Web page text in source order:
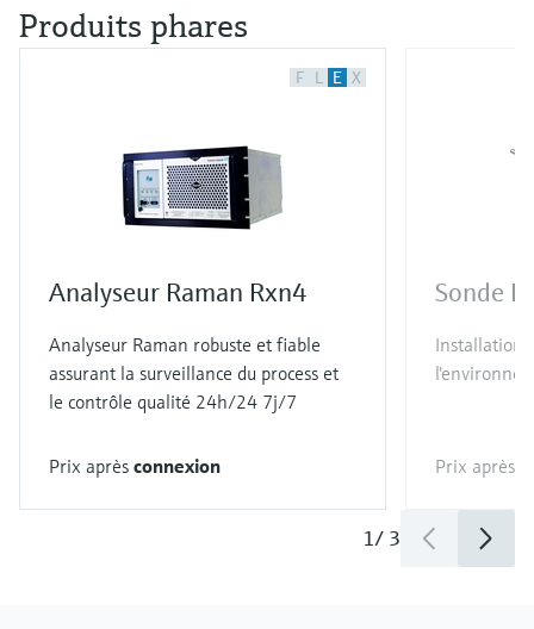
Produits phares
F L E X
Analyseur Raman Rxn4
Analyseur Raman robuste et fiable
assurant la surveillance du process et
le contrôle qualité 24h/24 7j/7
Prix après connexion
Sonde
Installation
Prix après
1/ 3